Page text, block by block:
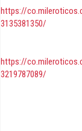
https://
3135381350/
https://
3219787089/